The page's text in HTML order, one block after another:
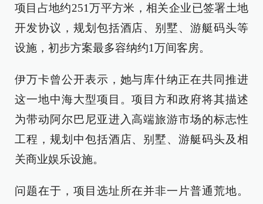
项目占地约251万平方米，相关企业已签署土地
开发协议，规划包括酒店、别墅、游艇码头等
设施，初步方案最多容纳约1万间客房。
伊万卡曾公开表示，她与库什纳正在共同推进
这一地中海大型项目。项目方和政府将其描述
为带动阿尔巴尼亚进入高端旅游市场的标志性
工程，规划中包括酒店、别墅、游艇码头及相
关商业娱乐设施。
问题在于，项目选址所在并非一片普通荒地。